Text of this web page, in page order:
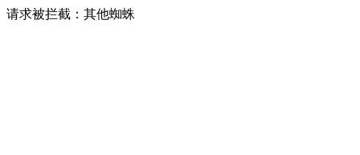
请求被拦截：其他蜘蛛